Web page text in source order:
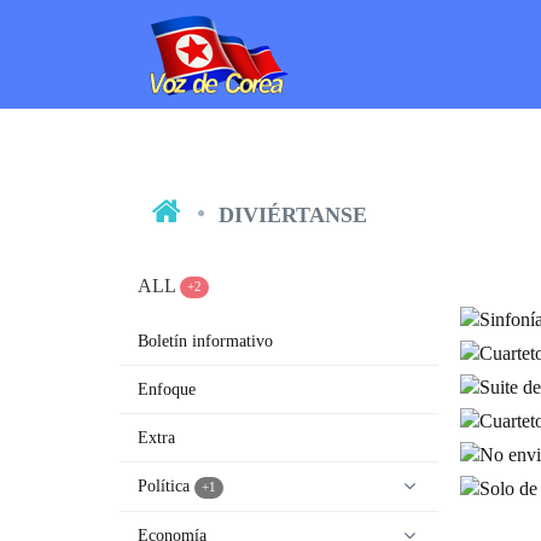
DIVIÉRTANSE
ALL +2
Boletín informativo
Enfoque
Extra
Política +1
Economía